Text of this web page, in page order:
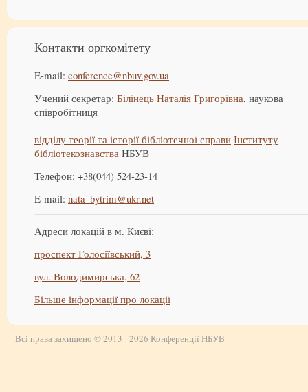
Контакти оргкомітету
E-mail: conference@nbuv.gov.ua
Учений секретар: Білінець Наталія Григорівна, наукова
співробітниця
відділу теорії та історії бібліотечної справи Інституту
бібліотекознавства НБУВ
Телефон: +38(044) 524-23-14
E-mail: nata_bytrim@ukr.net
Адреси локацій в м. Києві:
проспект Голосіївський, 3
вул. Володимирська, 62
Більше інформації про локації
Всі права захищено © 2013 - 2026 Конференції НБУВ